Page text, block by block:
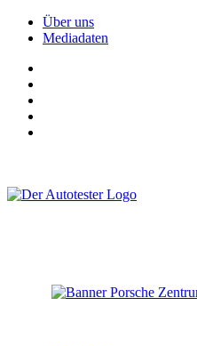
Über uns
Mediadaten